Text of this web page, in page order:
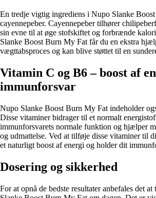
En tredje vigtig ingrediens i Nupo Slanke
cayennepeber. Cayennepeber tilhører
sin evne til at øge stofskiftet og forbrænde
Slanke Boost Burn My Fat får du en ekstra
vægttabsproces og kan blive støttet til en
Vitamin C og B6 – boost af
immunforsvar
Nupo Slanke Boost Burn My Fat indeholder
Disse vitaminer bidrager til et normalt
immunforsvarets normale funktion og hjælper
og udmattelse. Ved at tilføje disse vitaminer til
et naturligt boost af energi og holder dit
Dosering og sikkerhed
For at opnå de bedste resultater anbefales det